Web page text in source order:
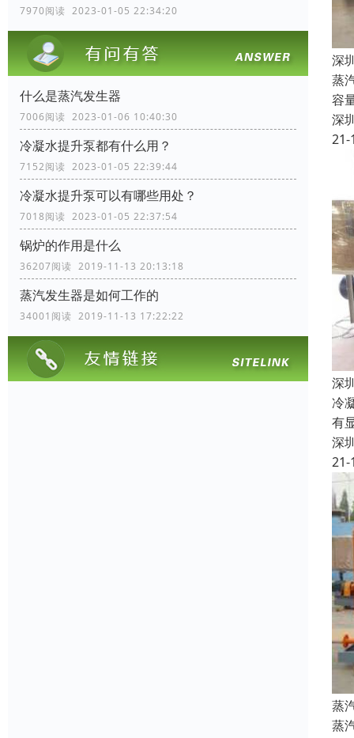
7970阅读 2023-01-05 22:34:20
什么是蒸汽发生器
7006阅读 2023-01-06 10:40:30
冷凝水提升泵都有什么用？
7152阅读 2023-01-05 22:39:44
冷凝水提升泵可以有哪些用处？
7018阅读 2023-01-05 22:37:54
锅炉的作用是什么
36207阅读 2019-11-13 20:13:18
蒸汽发生器是如何工作的
34001阅读 2019-11-13 17:22:22
深
蒸
容
深
21-
深
冷
有
深
21-
蒸
蒸